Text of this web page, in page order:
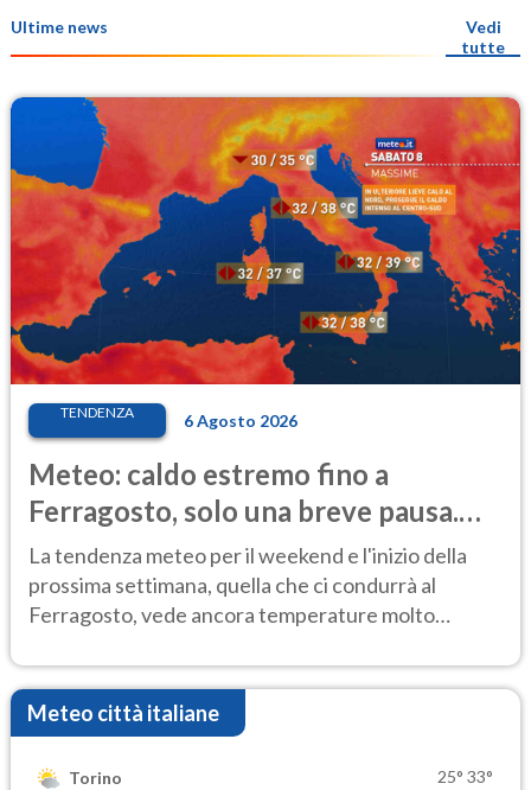
Ultime news
Vedi
tutte
TENDENZA 6 Agosto 2026
Meteo: caldo estremo fino a
Ferragosto, solo una breve pausa.
Ecco dove
La tendenza meteo per il weekend e l'inizio della
prossima settimana, quella che ci condurrà al
Ferragosto, vede ancora temperature molto
Meteo città italiane
Torino 25° 33°